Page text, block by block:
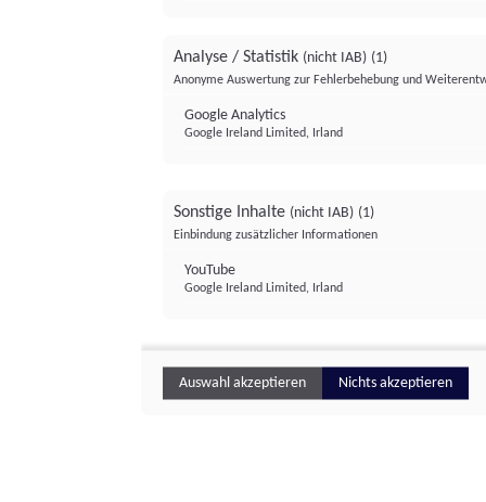
Analyse / Statistik (nicht IAB) (1)
Anonyme Auswertung zur Fehlerbehebung und
Google Analytics
Google Ireland Limited, Irland
Sonstige Inhalte (nicht IAB) (1)
Einbindung zusätzlicher Informationen
YouTube
Google Ireland Limited, Irland
Auswahl akzeptieren Nichts akzeptieren